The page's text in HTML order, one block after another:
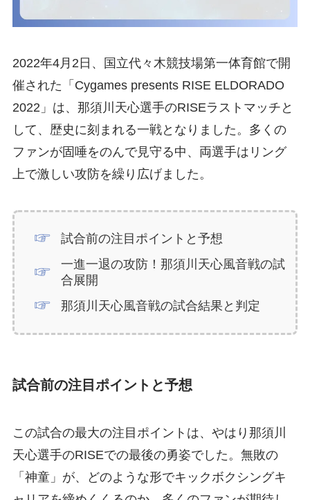
2022年4月2日、国立代々木競技場第一体育館で開
催された「Cygames presents RISE ELDORADO
2022」は、那須川天心選手のRISEラストマッチと
して、歴史に刻まれる一戦となりました。多くの
ファンが固唾をのんで見守る中、両選手はリング
上で激しい攻防を繰り広げました。
試合前の注目ポイントと予想
一進一退の攻防！那須川天心風音戦の試
合展開
那須川天心風音戦の試合結果と判定
試合前の注目ポイントと予想
この試合の最大の注目ポイントは、やはり那須川
天心選手のRISEでの最後の勇姿でした。無敗の
「神童」が、どのような形でキックボクシングキ